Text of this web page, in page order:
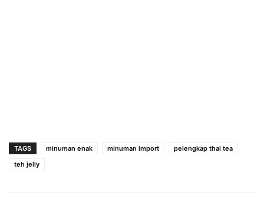
TAGS minuman enak minuman import
pelengkap thai tea
teh jelly